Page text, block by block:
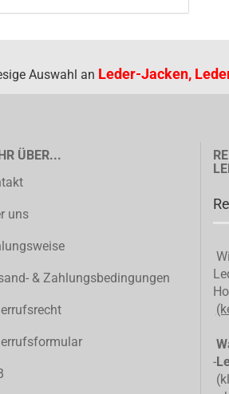
Auswahl an Leder-Jacken,
ÜBER...
uns
& Zahlungsbedingungen
-